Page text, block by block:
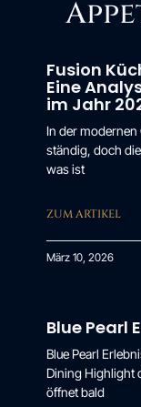
Fusion
Eine
im Jahr
In der modernen
ständig, doch
was ist
ZUM ARTIKEL
März 10, 2026
Blue Pearl
Blue Pearl
Dining Highlight
öffnet bald